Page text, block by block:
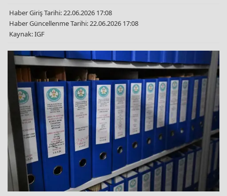
Haber Giriş Tarihi: 22.06.2026 17:08
Haber Güncellenme Tarihi: 22.06.2026 17:08
Kaynak: IGF